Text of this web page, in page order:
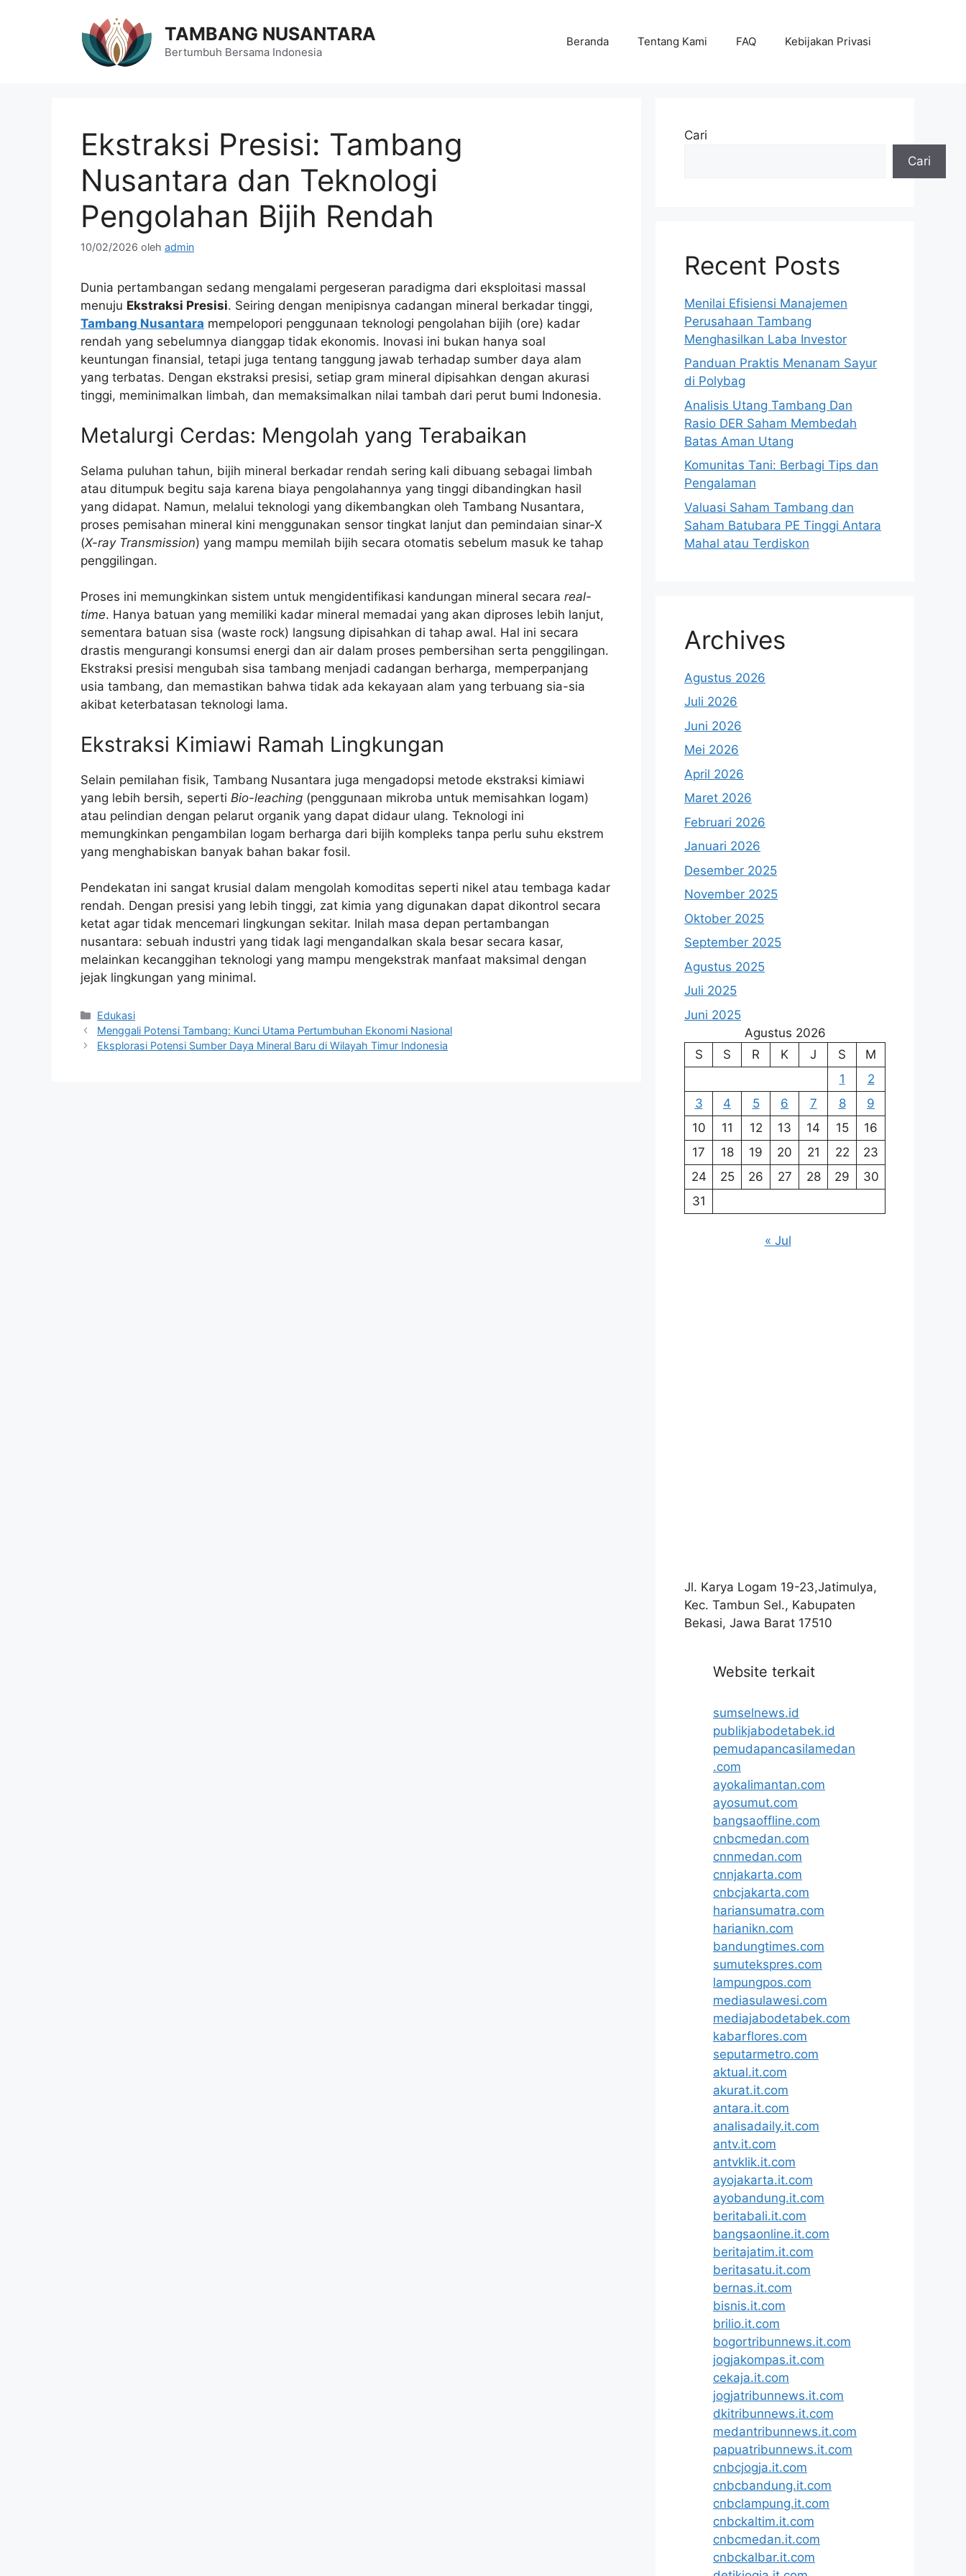
TAMBANG NUSANTARA
Bertumbuh Bersama Indonesia
Beranda Tentang Kami FAQ Kebijakan Privasi
Ekstraksi Presisi: Tambang
Nusantara dan Teknologi
Pengolahan Bijih Rendah
10/02/2026 oleh admin
Dunia pertambangan sedang mengalami pergeseran paradigma dari eksploitasi massal
menuju Ekstraksi Presisi. Seiring dengan menipisnya cadangan mineral berkadar tinggi,
Tambang Nusantara mempelopori penggunaan teknologi pengolahan bijih (ore) kadar
rendah yang sebelumnya dianggap tidak ekonomis. Inovasi ini bukan hanya soal
keuntungan finansial, tetapi juga tentang tanggung jawab terhadap sumber daya alam
yang terbatas. Dengan ekstraksi presisi, setiap gram mineral dipisahkan dengan akurasi
tinggi, meminimalkan limbah, dan memaksimalkan nilai tambah dari perut bumi Indonesia.
Metalurgi Cerdas: Mengolah yang Terabaikan
Selama puluhan tahun, bijih mineral berkadar rendah sering kali dibuang sebagai limbah
atau ditumpuk begitu saja karena biaya pengolahannya yang tinggi dibandingkan hasil
yang didapat. Namun, melalui teknologi yang dikembangkan oleh Tambang Nusantara,
proses pemisahan mineral kini menggunakan sensor tingkat lanjut dan pemindaian sinar-X
(X-ray Transmission) yang mampu memilah bijih secara otomatis sebelum masuk ke tahap
penggilingan.
Proses ini memungkinkan sistem untuk mengidentifikasi kandungan mineral secara real-
time. Hanya batuan yang memiliki kadar mineral memadai yang akan diproses lebih lanjut,
sementara batuan sisa (waste rock) langsung dipisahkan di tahap awal. Hal ini secara
drastis mengurangi konsumsi energi dan air dalam proses pembersihan serta penggilingan.
Ekstraksi presisi mengubah sisa tambang menjadi cadangan berharga, memperpanjang
usia tambang, dan memastikan bahwa tidak ada kekayaan alam yang terbuang sia-sia
akibat keterbatasan teknologi lama.
Ekstraksi Kimiawi Ramah Lingkungan
Selain pemilahan fisik, Tambang Nusantara juga mengadopsi metode ekstraksi kimiawi
yang lebih bersih, seperti Bio-leaching (penggunaan mikroba untuk memisahkan logam)
atau pelindian dengan pelarut organik yang dapat didaur ulang. Teknologi ini
memungkinkan pengambilan logam berharga dari bijih kompleks tanpa perlu suhu ekstrem
yang menghabiskan banyak bahan bakar fosil.
Pendekatan ini sangat krusial dalam mengolah komoditas seperti nikel atau tembaga kadar
rendah. Dengan presisi yang lebih tinggi, zat kimia yang digunakan dapat dikontrol secara
ketat agar tidak mencemari lingkungan sekitar. Inilah masa depan pertambangan
nusantara: sebuah industri yang tidak lagi mengandalkan skala besar secara kasar,
melainkan kecanggihan teknologi yang mampu mengekstrak manfaat maksimal dengan
jejak lingkungan yang minimal.
Kategori
Edukasi
Menggali Potensi Tambang: Kunci Utama Pertumbuhan Ekonomi Nasional
Eksplorasi Potensi Sumber Daya Mineral Baru di Wilayah Timur Indonesia
Cari
Cari
Recent Posts
Menilai Efisiensi Manajemen
Perusahaan Tambang
Menghasilkan Laba Investor
Panduan Praktis Menanam Sayur
di Polybag
Analisis Utang Tambang Dan
Rasio DER Saham Membedah
Batas Aman Utang
Komunitas Tani: Berbagi Tips dan
Pengalaman
Valuasi Saham Tambang dan
Saham Batubara PE Tinggi Antara
Mahal atau Terdiskon
Archives
Agustus 2026
Juli 2026
Juni 2026
Mei 2026
April 2026
Maret 2026
Februari 2026
Januari 2026
Desember 2025
November 2025
Oktober 2025
September 2025
Agustus 2025
Juli 2025
Juni 2025
Agustus 2026
S
S R K J S
M
1
2
3
4 5 6 7 8
9
10
11 12 13 14 15
16
17
18 19 20 21 22
23
24
25 26 27 28 29
30
31
« Jul
Jl. Karya Logam 19-23,Jatimulya,
Kec. Tambun Sel., Kabupaten
Bekasi, Jawa Barat 17510
Website terkait
sumselnews.id
publikjabodetabek.id
pemudapancasilamedan
.com
ayokalimantan.com
ayosumut.com
bangsaoffline.com
cnbcmedan.com
cnnmedan.com
cnnjakarta.com
cnbcjakarta.com
hariansumatra.com
harianikn.com
bandungtimes.com
sumutekspres.com
lampungpos.com
mediasulawesi.com
mediajabodetabek.com
kabarflores.com
seputarmetro.com
aktual.it.com
akurat.it.com
antara.it.com
analisadaily.it.com
antv.it.com
antvklik.it.com
ayojakarta.it.com
ayobandung.it.com
beritabali.it.com
bangsaonline.it.com
beritajatim.it.com
beritasatu.it.com
bernas.it.com
bisnis.it.com
brilio.it.com
bogortribunnews.it.com
jogjakompas.it.com
cekaja.it.com
jogjatribunnews.it.com
dkitribunnews.it.com
medantribunnews.it.com
papuatribunnews.it.com
cnbcjogja.it.com
cnbcbandung.it.com
cnbclampung.it.com
cnbckaltim.it.com
cnbcmedan.it.com
cnbckalbar.it.com